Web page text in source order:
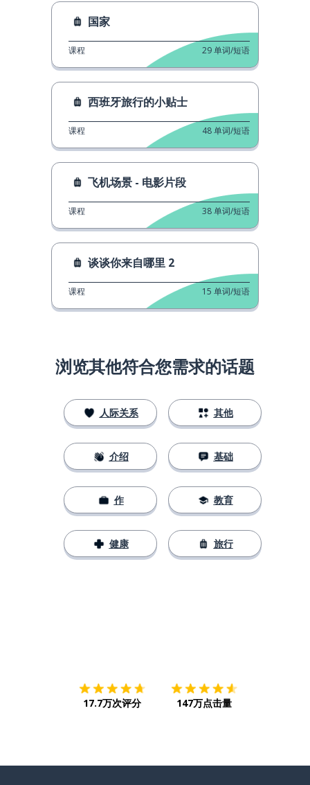
国家
课程 29单词/短语
西班牙旅行的小贴士
课程 48单词/短语
飞机场景 - 电影片段
课程 38单词/短语
谈谈你来自哪里 2
课程 15 单词/短语
浏览其他符合您需求的话题
人际关系
介绍
作
健康
其他
基础
教育
旅行
17.7万次评分 147万点击量